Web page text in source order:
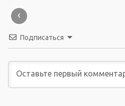
‹
Подписаться